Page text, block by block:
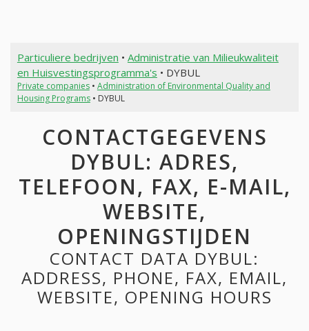
Particuliere bedrijven • Administratie van Milieukwaliteit
en Huisvestingsprogramma's • DYBUL
Private companies• Administration of Environmental Quality and
Housing Programs• DYBUL
CONTACTGEGEVENS
DYBUL: ADRES,
TELEFOON, FAX, E-MAIL,
WEBSITE,
OPENINGSTIJDEN
CONTACT DATA DYBUL:
ADDRESS, PHONE, FAX, EMAIL,
WEBSITE, OPENING HOURS